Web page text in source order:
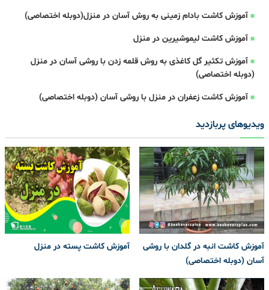
آموزش کاشت بادام زمینی به روش آسان در منزل(دوبله اختصاصی)
آموزش کاشت لیموشیرین در منزل
آموزش تکثیر گل کاغذی به روش قلمه زدن با روشی آسان در منزل
(دوبله اختصاصی)
آموزش کاشت زعفران در منزل با روشی آسان (دوبله اختصاصی)
ویدیوهای پربازدید
آموزش کاشت انبه در گلدان با روشی
آسان (دوبله اختصاصی)
آموزش کاشت پسته در منزل